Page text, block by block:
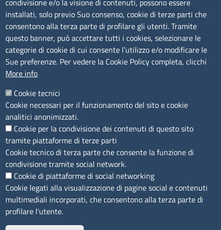
Albo Online
Amministrazione trasparente
Bandi e concorsi
Segnalazioni Whistleblowing
Accessibilità
IBAN e pagamenti informatici
Informative privacy e cookie
Verifiche PA
Attuazione misure PNRR
Modulistica
SEGUICI SU
condivisione e/o la visione di contenuti, possono essere
installati, solo previo Suo consenso, cookie di terze parti che
consentono alla terza parte di profilare gli utenti. Tramite
questo banner, può accettare tutti i cookies, selezionare le
categorie di cookie di cui consente l’utilizzo e/o modificare le
Sue preferenze. Per vedere la Cookie Policy completa, clicchi
More info
Cookie tecnici
Cookie necessari per il funzionamento del sito e cookie
analitici anonimizzati.
Cookie per la condivisione dei contenuti di questo sito
tramite piattaforme di terze parti
Cookie tecnico di terza parte che consente la funzione di
condivisione tramite social network.
Cookie di piattaforme di social networking
Cookie legati alla visualizzazione di pagine social e contenuti
multimediali incorporati, che consentono alla terza parte di
profilare l'utente.